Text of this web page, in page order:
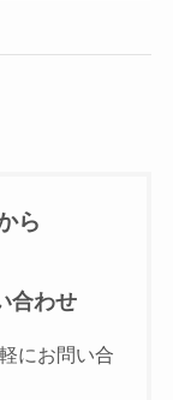
ら
合わせ
にお問い合